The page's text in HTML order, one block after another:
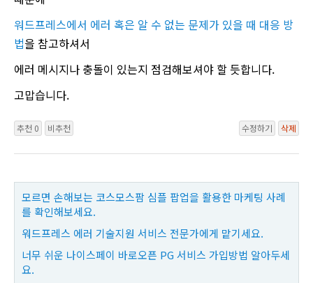
워드프레스에서 에러 혹은 알 수 없는 문제가 있을 때 대응 방
법을 참고하셔서
에러 메시지나 충돌이 있는지 점검해보셔야 할 듯합니다.
고맙습니다.
추천 0 비추천 수정하기 삭제
모르면 손해보는 코스모스팜 심플 팝업을 활용한 마케팅 사례
를 확인해보세요.
워드프레스 에러 기술지원 서비스 전문가에게 맡기세요.
너무 쉬운 나이스페이 바로오픈 PG 서비스 가입방법 알아두세
요.